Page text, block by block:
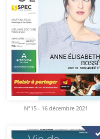
N°15 - 16 décembre 2021